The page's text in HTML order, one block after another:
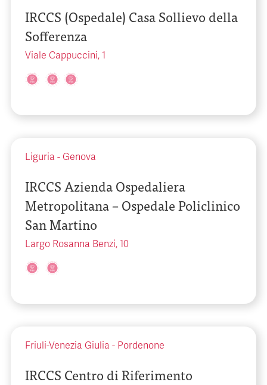
IRCCS (Ospedale) Casa Sollievo della
Sofferenza
Viale Cappuccini, 1
Liguria - Genova
IRCCS Azienda Ospedaliera
Metropolitana – Ospedale Policlinico
San Martino
Largo Rosanna Benzi, 10
Friuli-Venezia Giulia - Pordenone
IRCCS Centro di Riferimento